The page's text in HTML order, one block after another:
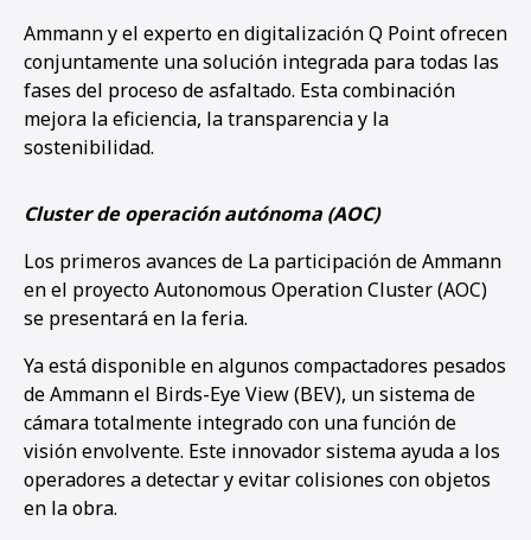
Ammann y el experto en digitalización Q Point ofrecen
conjuntamente una solución integrada para todas las
fases del proceso de asfaltado. Esta combinación
mejora la eficiencia, la transparencia y la
sostenibilidad.
Cluster de operación autónoma (AOC)
Los primeros avances de La participación de Ammann
en el proyecto Autonomous Operation Cluster (AOC)
se presentará en la feria.
Ya está disponible en algunos compactadores pesados
de Ammann el Birds-Eye View (BEV), un sistema de
cámara totalmente integrado con una función de
visión envolvente. Este innovador sistema ayuda a los
operadores a detectar y evitar colisiones con objetos
en la obra.